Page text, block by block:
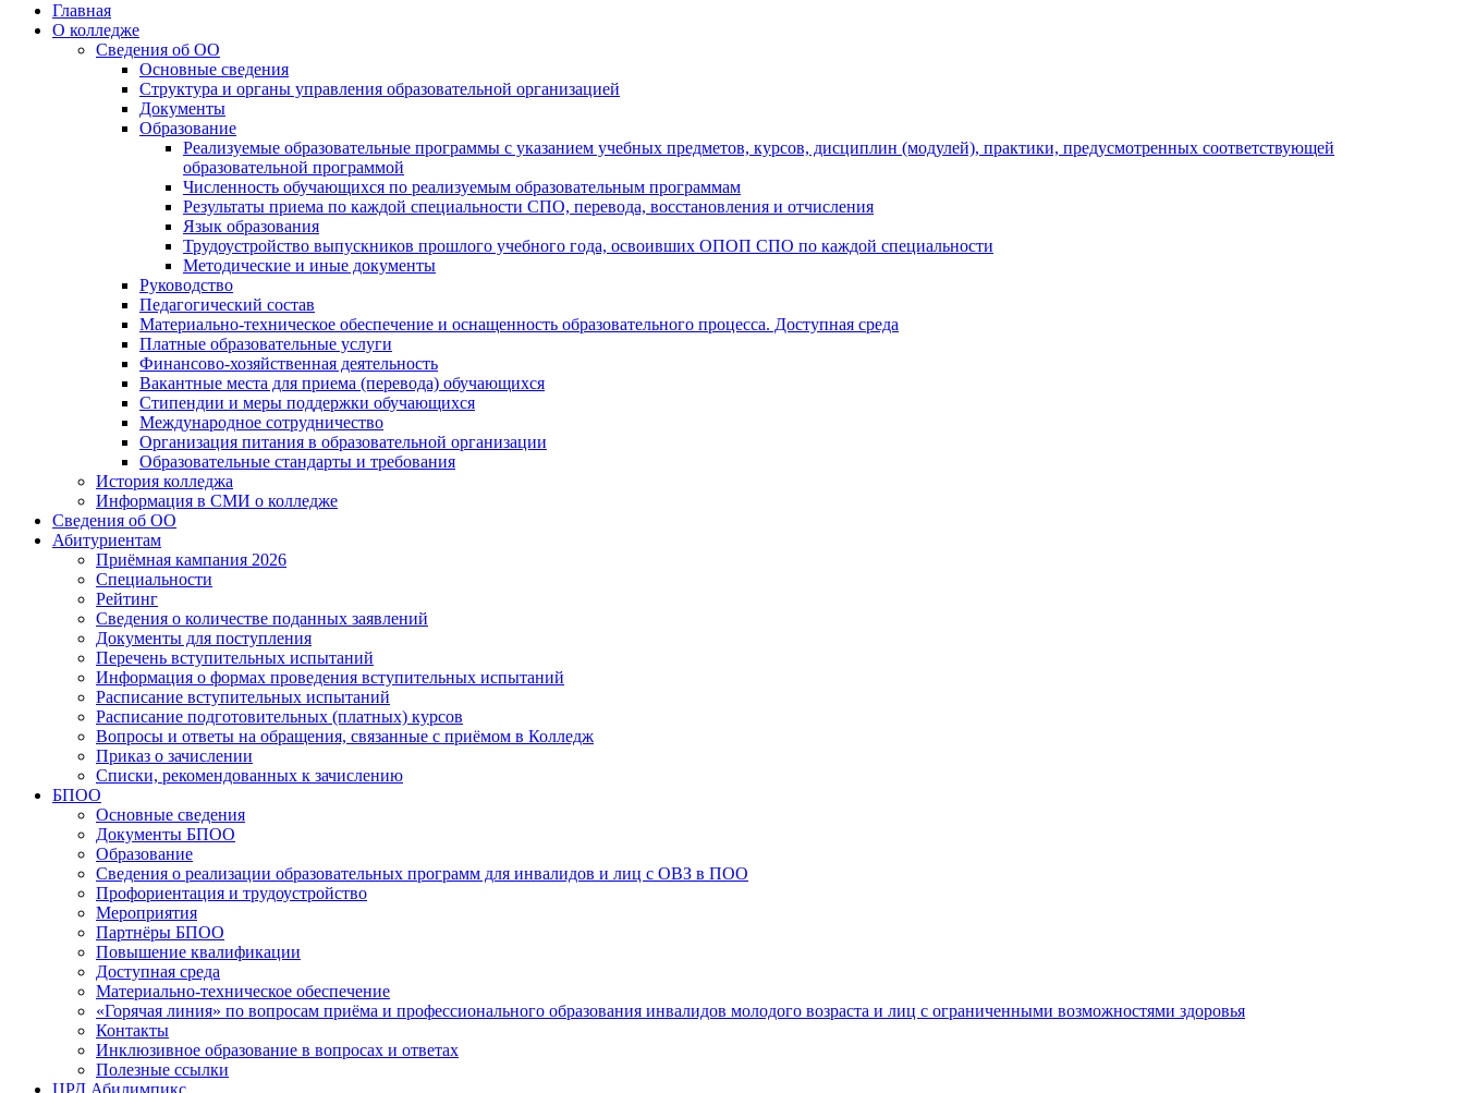
Главная
О колледже
Сведения об ОО
Основные сведения
Структура и органы управления образовательной организацией
Документы
Образование
Реализуемые образовательные программы с указанием учебных предметов, курсов, дисциплин (модулей), практики, предусмотренных соответствующей
образовательной программой
Численность обучающихся по реализуемым образовательным программам
Результаты приема по каждой специальности СПО, перевода, восстановления и отчисления
Язык образования
Трудоустройство выпускников прошлого учебного года, освоивших ОПОП СПО по каждой специальности
Методические и иные документы
Руководство
Педагогический состав
Материально-техническое обеспечение и оснащенность образовательного процесса. Доступная среда
Платные образовательные услуги
Финансово-хозяйственная деятельность
Вакантные места для приема (перевода) обучающихся
Стипендии и меры поддержки обучающихся
Международное сотрудничество
Организация питания в образовательной организации
Образовательные стандарты и требования
История колледжа
Информация в СМИ о колледже
Сведения об ОО
Абитуриентам
Приёмная кампания 2026
Специальности
Рейтинг
Сведения о количестве поданных заявлений
Документы для поступления
Перечень вступительных испытаний
Информация о формах проведения вступительных испытаний
Расписание вступительных испытаний
Расписание подготовительных (платных) курсов
Вопросы и ответы на обращения, связанные с приёмом в Колледж
Приказ о зачислении
Списки, рекомендованных к зачислению
БПОО
Основные сведения
Документы БПОО
Образование
Сведения о реализации образовательных программ для инвалидов и лиц с ОВЗ в ПОО
Профориентация и трудоустройство
Мероприятия
Партнёры БПОО
Повышение квалификации
Доступная среда
Материально-техническое обеспечение
«Горячая линия» по вопросам приёма и профессионального образования инвалидов молодого возраста и лиц с ограниченными возможностями здоровья
Контакты
Инклюзивное образование в вопросах и ответах
Полезные ссылки
ЦРД Абилимпикс